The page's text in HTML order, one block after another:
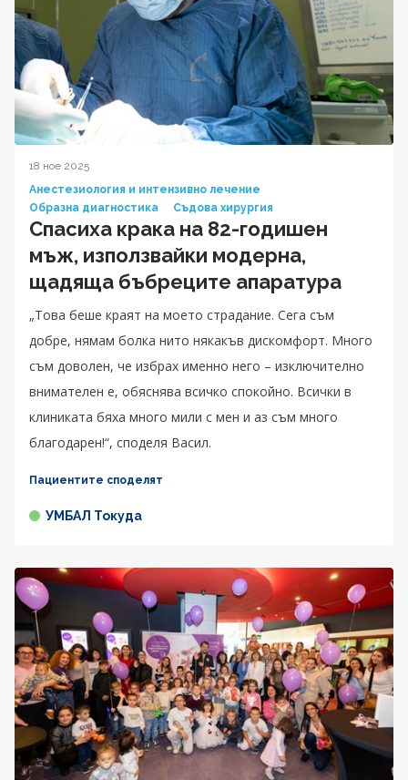
18 ное 2025
Анестезиология и интензивно лечение
Образна диагностика
Съдова хирургия
Спасиха крака на 82-годишен
мъж, използвайки модерна,
щадяща бъбреците апаратура
„Това беше краят на моето страдание. Сега съм
добре, нямам болка нито някакъв дискомфорт. Много
съм доволен, че избрах именно него – изключително
внимателен е, обяснява всичко спокойно. Всички в
клиниката бяха много мили с мен и аз съм много
благодарен!“, споделя Васил.
Пациентите споделят
УМБАЛ Токуда